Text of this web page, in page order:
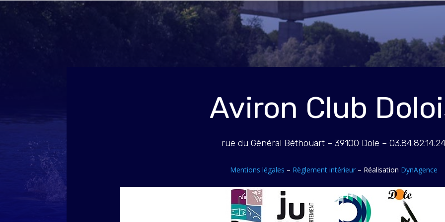
Aviron Club
rue du Général Béthouart – 39100 Dole –
Mentions légales – Règlement intérieur – Réalisation DynAgence